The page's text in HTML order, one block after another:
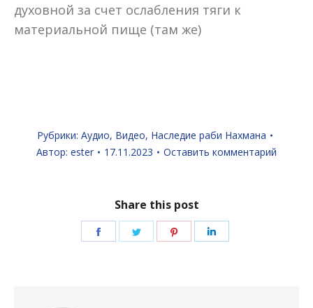
духовной за счет ослабления тяги к
материальной пище (там же)
Рубрики: Аудио, Видео, Наследие раби Нахмана
Автор: ester 17.11.2023 Оставить комментарий
Share this post
ПоделитьсяПоделитьсяПоделиться